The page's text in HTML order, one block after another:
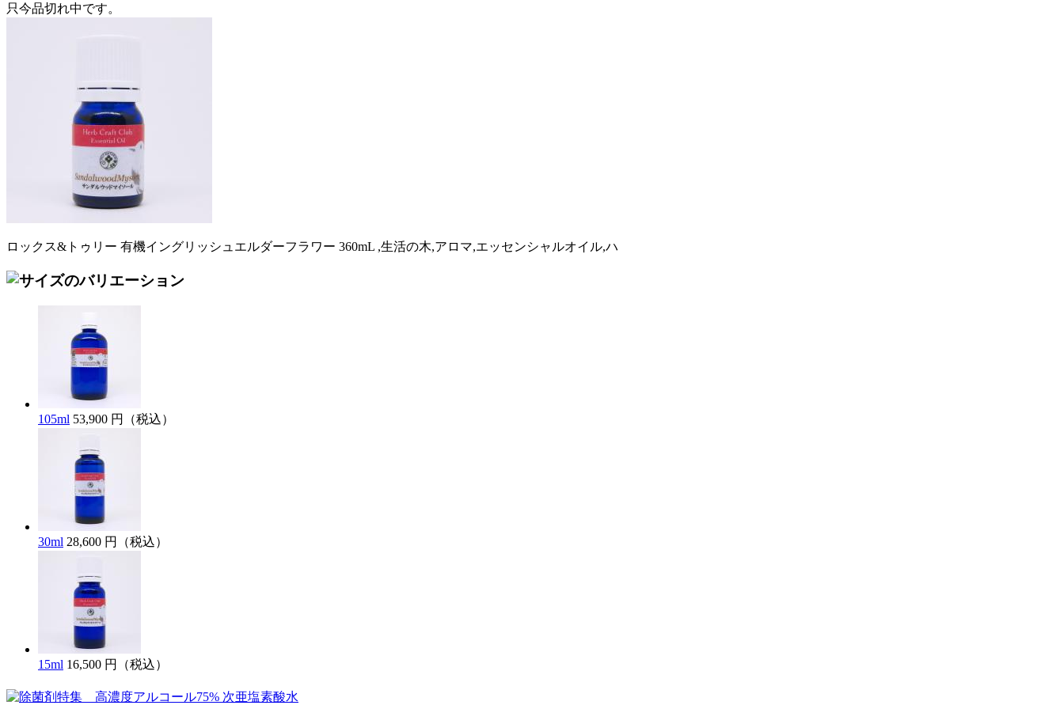
只今品切れ中です。
ロックス&トゥリー 有機イングリッシュエルダーフラワー 360mL ,生活の木,アロマ,エッセンシャルオイル,ハ
105ml 53,900 円（税込）
30ml 28,600 円（税込）
15ml 16,500 円（税込）